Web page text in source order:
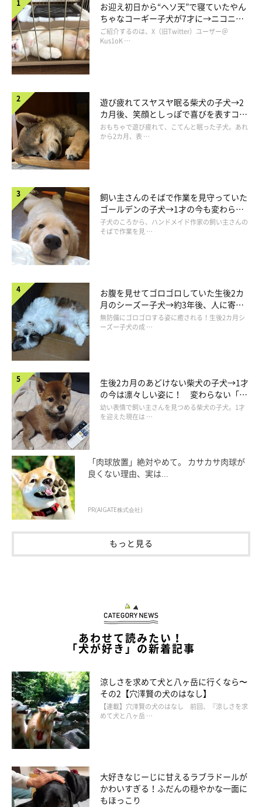
お迎え初日から“ヘソ天”で寝ていたやん
ちゃなコーギー子犬が7才に→ニコニ
コ“コーギースマイル”が魅力のコに成
長！
ご紹介するのは、X（旧Twitter）ユーザー＠
Kus1oK …
遊び疲れてスヤスヤ眠る柴犬の子犬→2
カ月後、笑顔としっぽで喜びを表すコに
成長！
おもちゃで遊び疲れて、こてんと眠った子犬。あれ
から2カ月、表 …
飼い主さんのそばで作業を見守っていた
ゴールデンの子犬→1才の今も変わらな
い“見守り隊”の姿にほっこり
子犬のころから、ハンドメイド作家の飼い主さんの
そばで作業を見 …
お腹を見せてゴロゴロしていた生後2カ
月のシーズー子犬→約3年後、人に寄り
添う優しいコに成長した姿にほっこり
無防備にゴロゴロする姿に癒される！生後2カ月シ
ーズー子犬の成 …
生後2カ月のあどけない柴犬の子犬→1才
の今は凛々しい姿に！ 変わらない「く
りくりおめめ」にもほっこり
幼い表情で飼い主さんを見つめる柴犬の子犬。1才
を迎えた現在は …
「肉球放置」絶対やめて。 カサカサ肉球が
良くない理由、実は...
PR(AIGATE株式会社)
もっと見る
あわせて読みたい！
「犬が好き」の新着記事
涼しさを求めて犬と八ヶ岳に行くなら〜
その2【穴澤賢の犬のはなし】
【連載】穴澤賢の犬のはなし 前回、『涼しさを求
めて犬と八ヶ岳 …
大好きなじーじに甘えるラブラドールが
かわいすぎる！ふだんの穏やかな一面に
もほっこり